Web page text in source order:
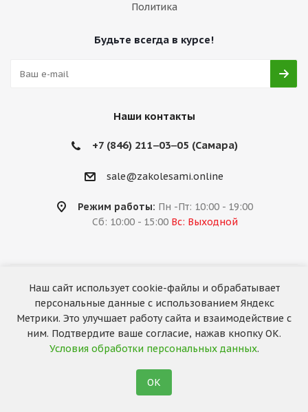
Политика
Будьте всегда в курсе!
Наши контакты
+7 (846) 211‒03‒05 (Самара)
sale@zakolesami.online
Режим работы: Пн -Пт: 10:00 - 19:00
Сб: 10:00 - 15:00 Вс: Выходной
2026 © «За колёсами.Online»
Запуск сайта —RuMaster
Наш сайт использует cookie-файлы и обрабатывает
персональные данные с использованием Яндекс
Метрики. Это улучшает работу сайта и взаимодействие с
ним. Подтвердите ваше согласие, нажав кнопку ОК.
Условия обработки персональных данных.
ОК